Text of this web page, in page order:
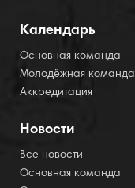
Календарь
Основная команда
Молодёжная команда
Аккредитация
Новости
Все новости
Основная команда